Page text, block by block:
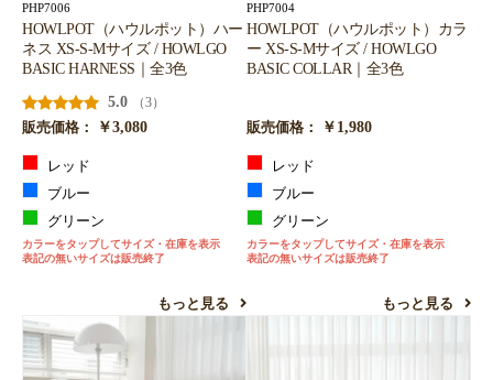
PHP7006
HOWLPOT（ハウルポット）ハー
ネス XS-S-Mサイズ / HOWLGO
BASIC HARNESS｜全3色
5.0
（3）
販売価格：
￥3,080
レッド
ブルー
グリーン
カラーをタップしてサイズ・在庫を表示
表記の無いサイズは販売終了
もっと見る
PHP7004
HOWLPOT（ハウルポット）カラ
ー XS-S-Mサイズ / HOWLGO
BASIC COLLAR｜全3色
販売価格： ￥1,980
レッド
ブルー
グリーン
カラーをタップしてサイズ・在庫を表示
表記の無いサイズは販売終了
もっと見る